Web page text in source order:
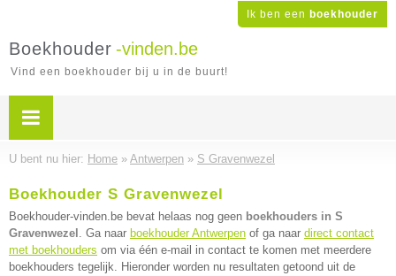
Ik ben een boekhouder
Boekhouder -vinden.be
Vind een boekhouder bij u in de buurt!
U bent nu hier: Home » Antwerpen » S Gravenwezel
Boekhouder S Gravenwezel
Boekhouder-vinden.be bevat helaas nog geen boekhouders in S
Gravenwezel . Ga naar boekhouder Antwerpen of ga naar direct contact
met boekhouders om via één e-mail in contact te komen met meerdere
boekhouders tegelijk. Hieronder worden nu resultaten getoond uit de